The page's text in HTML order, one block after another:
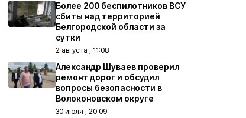
Более 200 беспилотников ВСУ
сбиты над территорией
Белгородской области за
сутки
2 августа , 11:08
Александр Шуваев проверил
ремонт дорог и обсудил
вопросы безопасности в
Волоконовском округе
30 июля , 20:09